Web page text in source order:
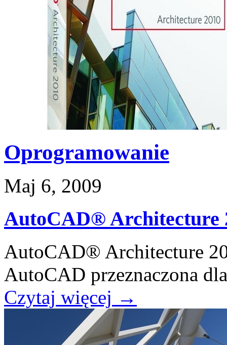
Oprogramowanie
Maj 6, 2009
AutoCAD® Architecture
AutoCAD® Architecture
AutoCAD przeznaczona
Czytaj więcej →